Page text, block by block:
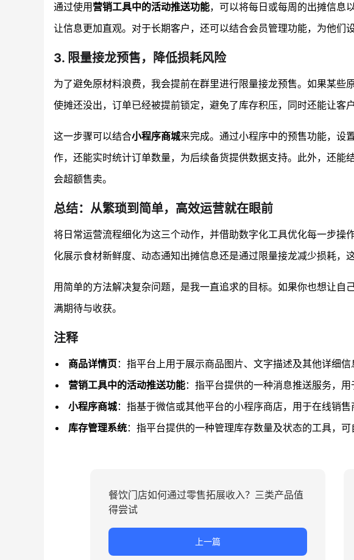
通过使用 营销工具中的活动推送功能，可以将每日或每周的出摊信息
让信息更加直观。对于长期客户，还可以结合会员管理功能，为他们
3. 限量接龙预售，降低损耗风险
为了避免原材料浪费，我会提前在群里进行限量接龙预售。如果某
使摊还没出，订单已经被提前锁定，避免了库存积压，同时还能让客
这一步骤可以结合小程序商城来完成。通过小程序中的预售功能，设
作，还能实时统计订单数量，为后续备货提供数据支持。此外，还
会超额售卖。
总结：从繁琐到简单，高效运营就在眼前
将日常运营流程细化为这三个动作，并借助数字化工具优化每一步
化展示食材新鲜度、动态通知出摊信息还是通过限量接龙减少损耗，
用简单的方法解决复杂问题，是我一直追求的目标。如果你也想让
满期待与收获。
注释
商品详情页：指平台上用于展示商品图片、文字描述及其他详细信
营销工具中的活动推送功能：指平台提供的一种消息推送服务，用
小程序商城：指基于微信或其他平台的小程序商店，用于在线销售
库存管理系统：指平台提供的一种管理库存数量及状态的工具，可
餐饮门店如何通过零售拓展收入？三类产品值
得尝试
上一篇